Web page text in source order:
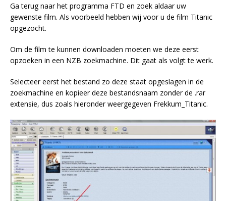
Ga terug naar het programma FTD en zoek aldaar uw
gewenste film. Als voorbeeld hebben wij voor u de film Titanic
opgezocht.
Om de film te kunnen downloaden moeten we deze eerst
opzoeken in een NZB zoekmachine. Dit gaat als volgt te werk.
Selecteer eerst het bestand zo deze staat opgeslagen in de
zoekmachine en kopieer deze bestandsnaam zonder de .rar
extensie, dus zoals hieronder weergegeven Frekkum_Titanic.